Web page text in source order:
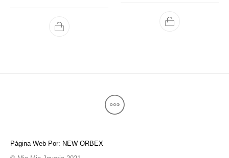
Página Web Por: NEW ORBEX